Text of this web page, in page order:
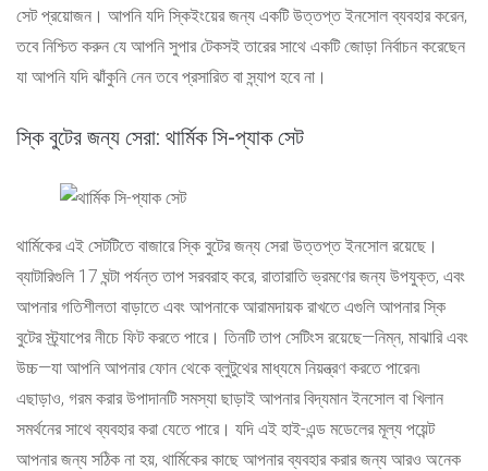
সেট প্রয়োজন। আপনি যদি স্কিইংয়ের জন্য একটি উত্তপ্ত ইনসোল ব্যবহার করেন,
তবে নিশ্চিত করুন যে আপনি সুপার টেকসই তারের সাথে একটি জোড়া নির্বাচন করেছেন
যা আপনি যদি ঝাঁকুনি নেন তবে প্রসারিত বা স্ন্যাপ হবে না।
স্কি বুটের জন্য সেরা: থার্মিক সি-প্যাক সেট
থার্মিকের এই সেটটিতে বাজারে স্কি বুটের জন্য সেরা উত্তপ্ত ইনসোল রয়েছে।
ব্যাটারিগুলি 17 ঘন্টা পর্যন্ত তাপ সরবরাহ করে, রাতারাতি ভ্রমণের জন্য উপযুক্ত, এবং
আপনার গতিশীলতা বাড়াতে এবং আপনাকে আরামদায়ক রাখতে এগুলি আপনার স্কি
বুটের স্ট্র্যাপের নীচে ফিট করতে পারে। তিনটি তাপ সেটিংস রয়েছে—নিম্ন, মাঝারি এবং
উচ্চ—যা আপনি আপনার ফোন থেকে ব্লুটুথের মাধ্যমে নিয়ন্ত্রণ করতে পারেন৷
এছাড়াও, গরম করার উপাদানটি সমস্যা ছাড়াই আপনার বিদ্যমান ইনসোল বা খিলান
সমর্থনের সাথে ব্যবহার করা যেতে পারে। যদি এই হাই-এন্ড মডেলের মূল্য পয়েন্ট
আপনার জন্য সঠিক না হয়, থার্মিকের কাছে আপনার ব্যবহার করার জন্য আরও অনেক